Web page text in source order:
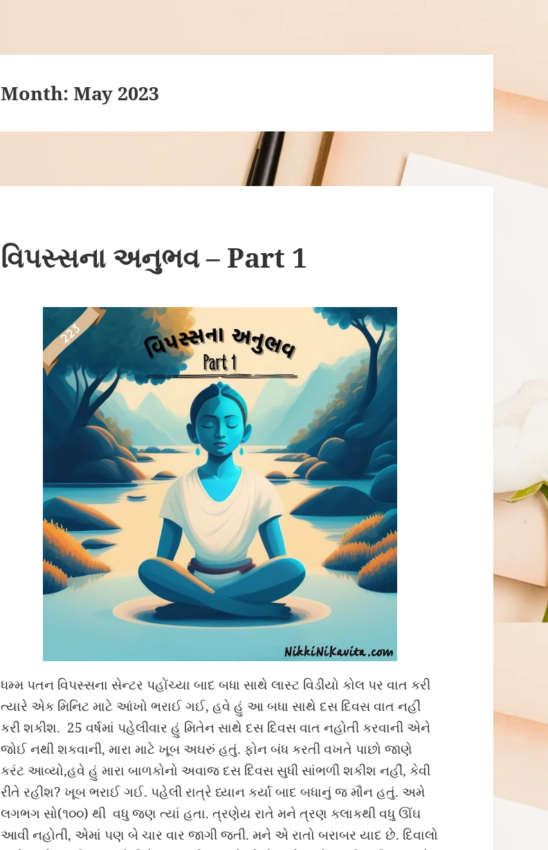
Month:May 2023
વિપસ્સના અનુભવ – Part 1
ધમ્મ પતન વિપસ્સના સેન્ટર પહોંચ્યા બાદ બધા સાથે લાસ્ટ વિડીયો કોલ પર વાત કરી
ત્યારે એક મિનિટ માટે આંખો ભરાઈ ગઈ, હવે હું આ બધા સાથે દસ દિવસ વાત નહીં
કરી શકીશ. 25 વર્ષમાં પહેલીવાર હું મિતેન સાથે દસ દિવસ વાત નહોતી કરવાની એને
જોઈ નથી શકવાની, મારા માટે ખૂબ અઘરું હતું. ફોન બંધ કરતી વખતે પાછો જાણે
કરંટ આવ્યો,હવે હું મારા બાળકોનો અવાજ દસ દિવસ સુધી સાંભળી શકીશ નહીં, કેવી
રીતે રહીશ? ખૂબ ભરાઈ ગઈ. પહેલી રાત્રે ધ્યાન કર્યા બાદ બધાનું જ મૌન હતું. અમે
લગભગ સો(૧૦૦) થી વધુ જણ ત્યાં હતા. ત્રણેય રાતે મને ત્રણ કલાકથી વધુ ઊંઘ
આવી નહોતી, એમાં પણ બે ચાર વાર જાગી જતી. મને એ રાતો બરાબર યાદ છે. દિવાલો